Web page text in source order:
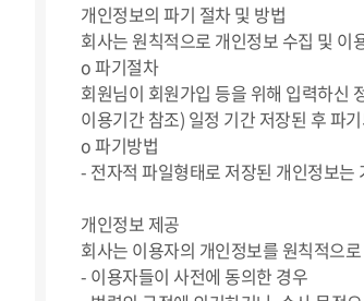
개인정보의 파기 절차 및 방법
회사는 원칙적으로 개인정보 수집 및
ο 파기절차
회원님이 회원가입 등을 위해 입력하신
이용기간 참조) 일정 기간 저장된 후 파
ο 파기방법
- 전자적 파일형태로 저장된 개인정보
개인정보 제공
회사는 이용자의 개인정보를 원칙적으
- 이용자들이 사전에 동의한 경우